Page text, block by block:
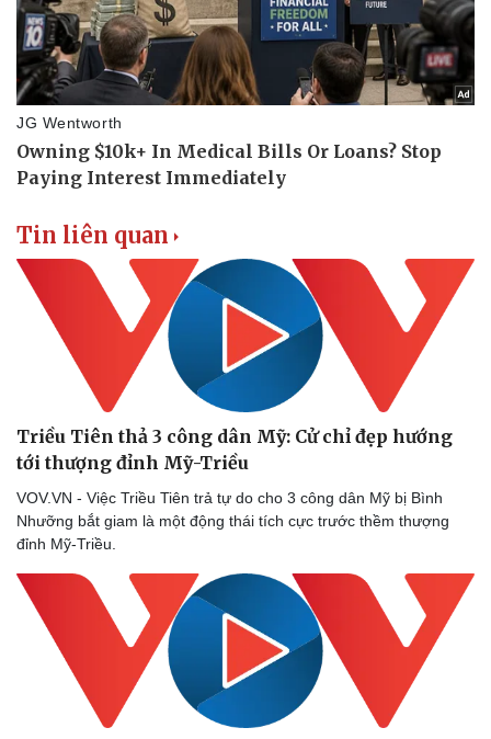
Pháp luật
Vụ án
Tư vấn luật
Quân sự - Quốc phòng
Vũ khí
Tin liên quan
Triều Tiên thả 3 công dân Mỹ: Cử chỉ đẹp hướng
tới thượng đỉnh Mỹ-Triều
VOV.VN - Việc Triều Tiên trả tự do cho 3 công dân Mỹ bị Bình
Nhưỡng bắt giam là một động thái tích cực trước thềm thượng
đỉnh Mỹ-Triều.